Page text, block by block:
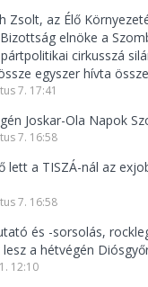
Zsolt, az Élő
elnöke a
cirkusszá
egyszer hívta
7. 17:41
Joskar-Ola Napok
7. 16:58
lett a TISZÁ-nál az
7. 16:58
és -sorsolás,
a hétvégén
12:10